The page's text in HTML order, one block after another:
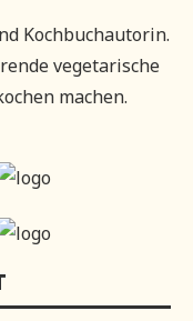
Kochbuchautorin.
vegetarische
machen.